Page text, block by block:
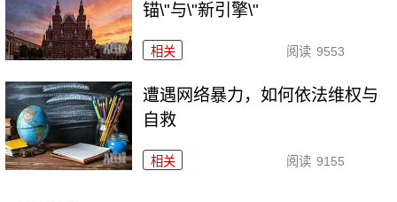
锚\"与\"新引擎\"
相关 阅读 9553
遭遇网络暴力，如何依法维权与
自救
相关 阅读 9155